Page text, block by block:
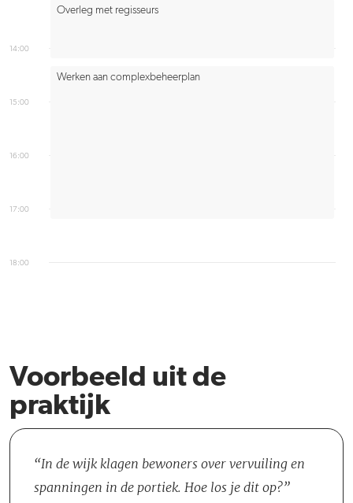
14:00
15:00
16:00
17:00
18:00
Overleg met regisseurs
Werken aan complexbeheerplan
Voorbeeld uit de
praktijk
In de wijk klagen bewoners over vervuiling en
spanningen in de portiek. Hoe los je dit op?